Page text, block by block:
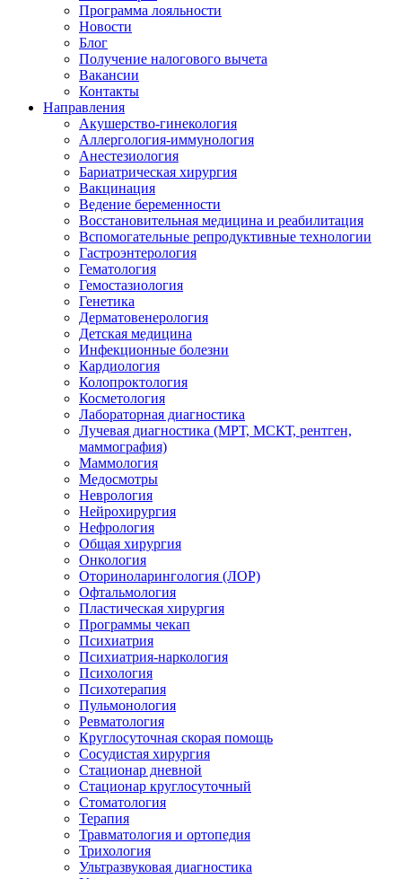
Программа лояльности
Новости
Блог
Получение налогового вычета
Вакансии
Контакты
Направления
Акушерство-гинекология
Аллергология-иммунология
Анестезиология
Бариатрическая хирургия
Вакцинация
Ведение беременности
Восстановительная медицина и реабилитация
Вспомогательные репродуктивные технологии
Гастроэнтерология
Гематология
Гемостазиология
Генетика
Дерматовенерология
Детская медицина
Инфекционные болезни
Кардиология
Колопроктология
Косметология
Лабораторная диагностика
Лучевая диагностика (МРТ, МСКТ, рентген,
маммография)
Маммология
Медосмотры
Неврология
Нейрохирургия
Нефрология
Общая хирургия
Онкология
Оториноларингология (ЛОР)
Офтальмология
Пластическая хирургия
Программы чекап
Психиатрия
Психиатрия-наркология
Психология
Психотерапия
Пульмонология
Ревматология
Круглосуточная скорая помощь
Сосудистая хирургия
Стационар дневной
Стационар круглосуточный
Стоматология
Терапия
Травматология и ортопедия
Трихология
Ультразвуковая диагностика